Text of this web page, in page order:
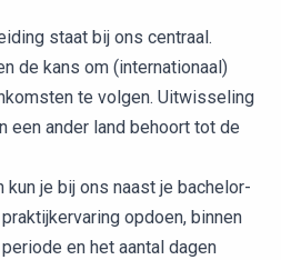
staat bij ons centraal.
de kans om (internationaal)
te volgen. Uitwisseling
een ander land behoort tot de
kun je bij ons naast je bachelor-
opdoen, binnen
en het aantal dagen